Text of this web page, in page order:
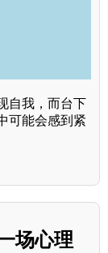
自我，而台下
可能会感到紧
场心理